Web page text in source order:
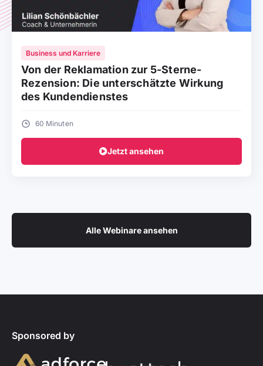
Business und Karriere
Von der Reklamation zur 5-Sterne-
Rezension: Die unterschätzte Wirkung
des Kundendienstes
60 Minuten
Jetzt ansehen
Alle Webinare ansehen
Sponsored by